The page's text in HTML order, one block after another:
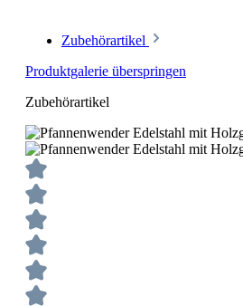
Zubehörartikel
Produktgalerie überspringen
Zubehörartikel